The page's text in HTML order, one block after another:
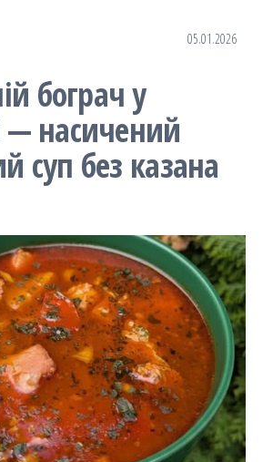
05.01.2026
бограч у
— насичений
суп без казана